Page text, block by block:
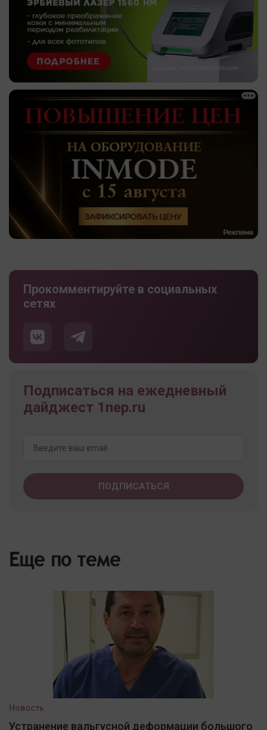
Прокомментируйте в социальных
сетях
Подписаться на ежедневный
дайджест 1nep.ru
Еще по теме
Новость
Устранение вальгусной деформации большого